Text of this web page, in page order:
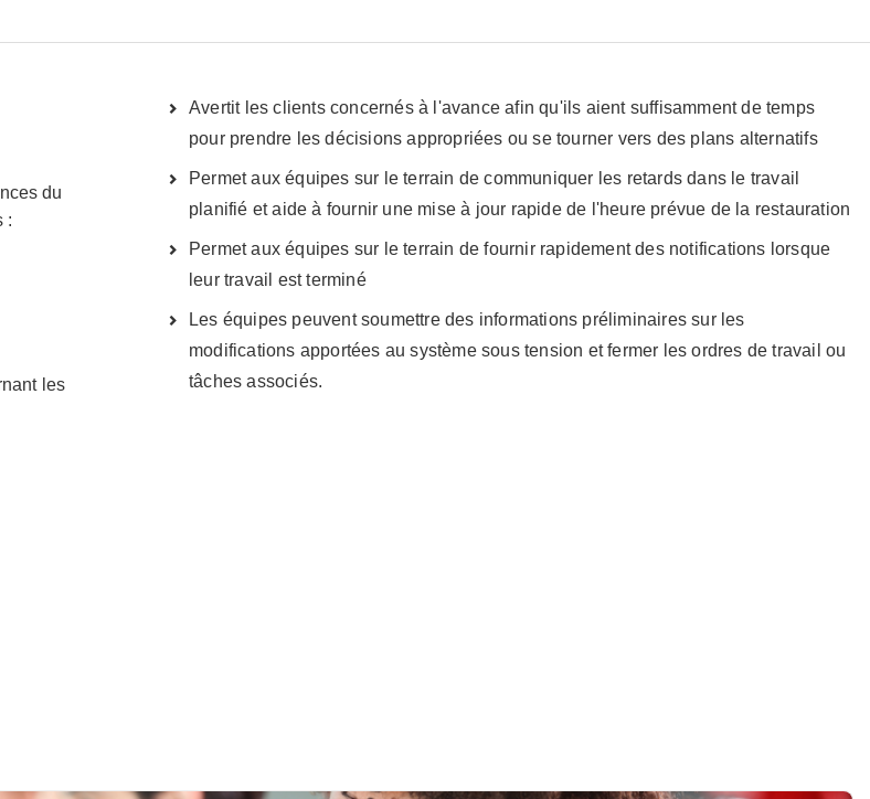
du
:
les
Avertit les clients concernés à l'avance afin qu'ils aient suffisamment de temps
pour prendre les décisions appropriées ou se tourner vers des plans alternatifs
Permet aux équipes sur le terrain de communiquer les retards dans le travail
planifié et aide à fournir une mise à jour rapide de l'heure prévue de la restauration
Permet aux équipes sur le terrain de fournir rapidement des notifications lorsque
leur travail est terminé
Les équipes peuvent soumettre des informations préliminaires sur les
modifications apportées au système sous tension et fermer les ordres de travail ou
tâches associés.